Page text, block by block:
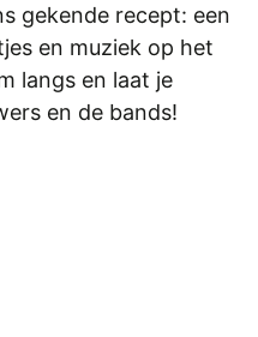
gekende recept: een
en muziek op het
langs en laat je
en de bands!